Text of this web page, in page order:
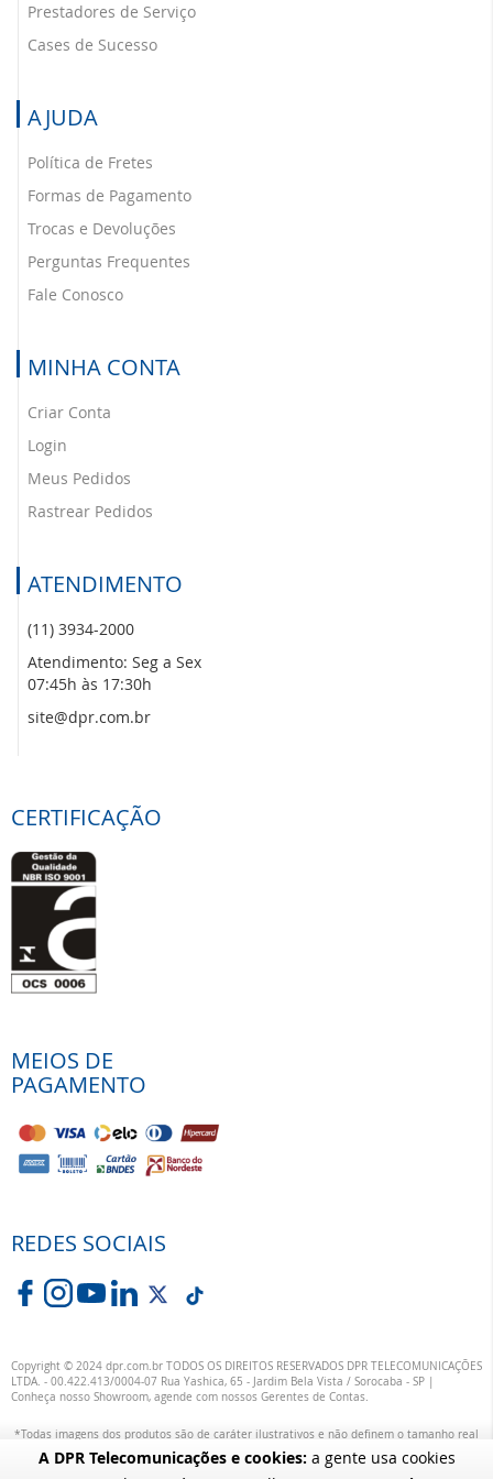
A DPR Telecomunicações e cookies:a gente usa cookies
Prestadores de Serviço
Cases de Sucesso
AJUDA
Política de Fretes
Formas de Pagamento
Trocas e Devoluções
Perguntas Frequentes
Fale Conosco
MINHA CONTA
Criar Conta
Login
Meus Pedidos
Rastrear Pedidos
ATENDIMENTO
(11) 3934-2000
Atendimento: Seg a Sex
07:45h às 17:30h
site@dpr.com.br
CERTIFICAÇÃO
MEIOS DE
PAGAMENTO
REDES SOCIAIS
Copyright © 2024 dpr.com.br TODOS OS DIREITOS RESERVADOS DPR TELECOMUNICAÇÕES
LTDA. - 00.422.413/0004-07 Rua Yashica, 65 - Jardim Bela Vista / Sorocaba - SP |
Conheça nosso Showroom, agende com nossos Gerentes de Contas.
*Todas imagens dos produtos são de caráter ilustrativos e não definem o tamanho real
ou exata definição das suas cores.
alterações específicas nos produtos poderão ocorrer sem aviso prévio dos fornecedores,